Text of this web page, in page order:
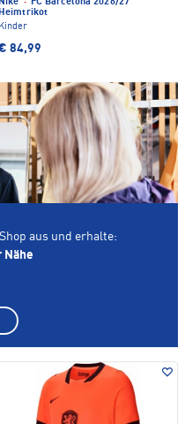
Nike ·
FC Barcelona 2026/27
Heimtrikot
Kinder
84,99
aus und erhalte:
Nähe